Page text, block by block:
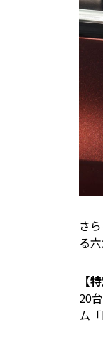
さ
る
【
20
ム